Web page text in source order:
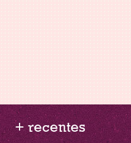
+ recentes